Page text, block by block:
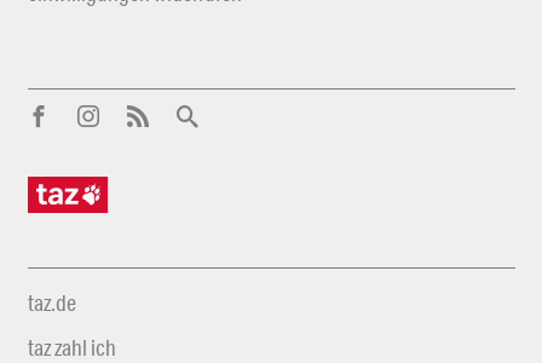
taz.de
taz zahl ich